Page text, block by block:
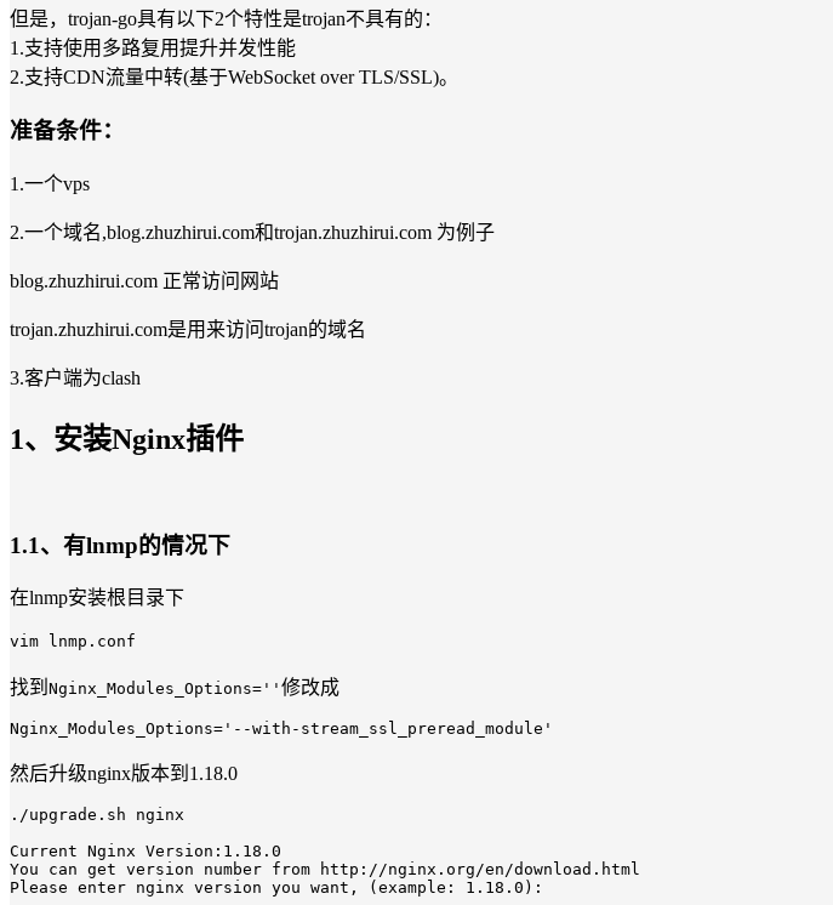
但是，trojan-go具有以下2个特性是trojan不具有的：
1.支持使用多路复用提升并发性能
2.支持CDN流量中转(基于WebSocket over TLS/SSL)。
准备条件：
1.一个vps
2.一个域名,blog.zhuzhirui.com和trojan.zhuzhirui.com 为例子
blog.zhuzhirui.com 正常访问网站
trojan.zhuzhirui.com是用来访问trojan的域名
3.客户端为clash
1、安装Nginx插件
1.1、有lnmp的情况下
在lnmp安装根目录下
vim lnmp.conf
找到 Nginx_Modules_Options='' 修改成
然后升级nginx版本到1.18.0
./upgrade.sh nginx
Current Nginx Version:1.18.0
You can get version number from http://nginx.org/en/download.html
Please enter nginx version you want, (example: 1.18.0):